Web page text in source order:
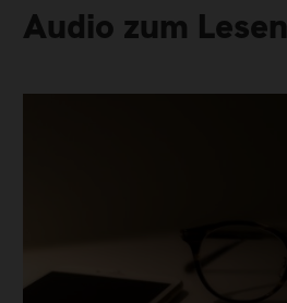
Audio zum Lesen